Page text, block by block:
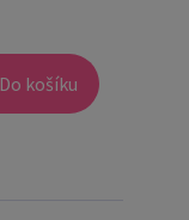
Do košíku